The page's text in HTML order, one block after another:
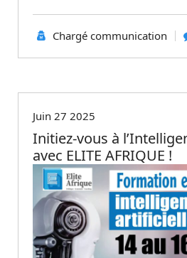
Chargé communication
Juin 27 2025
Initiez-vous à
avec ELITE AFRIQUE !